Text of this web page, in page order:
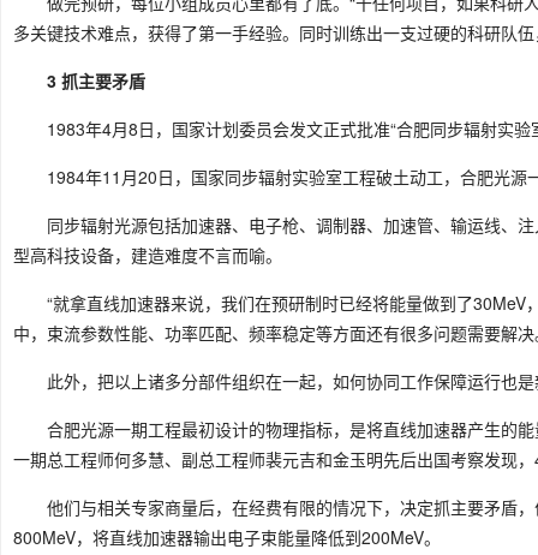
多关键技术难点，获得了第一手经验。同时训练出一支过硬的科研队
3 抓主要矛盾
1983年4月8日，国家计划委员会发文正式批准“合肥同步辐射实
1984年11月20日，国家同步辐射实验室工程破土动工，合肥光源
同步辐射光源包括加速器、电子枪、调制器、加速管、输运线、
型高科技设备，建造难度不言而喻。
“就拿直线加速器来说，我们在预研制时已经将能量做到了
中，束流参数性能、功率匹配、频率稳定等方面还有很多问题需要解
此外，把以上诸多分部件组织在一起，如何协同工作保障运行也
合肥光源一期工程最初设计的物理指标，是将直线加速器产生的
一期总工程师何多慧、副总工程师裴元吉和金玉明先后出国考察发现
他们与相关专家商量后，在经费有限的情况下，决定抓主要矛盾
800MeV，将直线加速器输出电子束能量降低到200MeV。